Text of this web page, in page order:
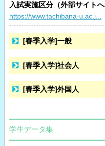
入試実施区分（外部サイトへ
https://www.tachibana-u.ac.j...
[春季入学]一般
[春季入学]社会人
[春季入学]外国人
学生データ集